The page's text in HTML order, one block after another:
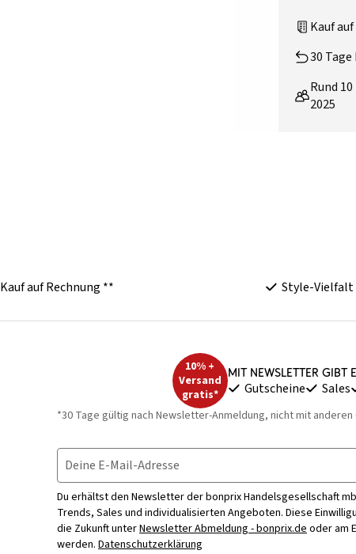
Kauf
30
Rund
2025
Kauf auf Rechnung ** Style-Vielfalt
10% +
Versand
gratis*
Mit Newsletter gibt
Gutscheine Sales
*30 Tage gültig nach Newsletter-Anmeldung, nicht mit
Deine E-Mail-Adresse
Du erhältst den Newsletter der bonprix Handelsgesellschaft
Trends, Sales und individualisierten Angeboten. Diese
die Zukunft unterNewsletter Abmeldung - bonprix.deoder am
werden. Datenschutzerklärung